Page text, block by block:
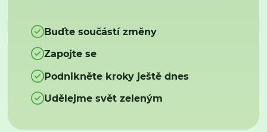
Buďte součástí změny
Zapojte se
Podnikněte kroky ještě dnes
Udělejme svět zeleným